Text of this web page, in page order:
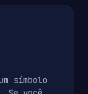
símbolo